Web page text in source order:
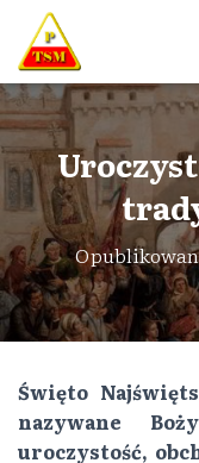
Święto
nazywane
uroczystość,